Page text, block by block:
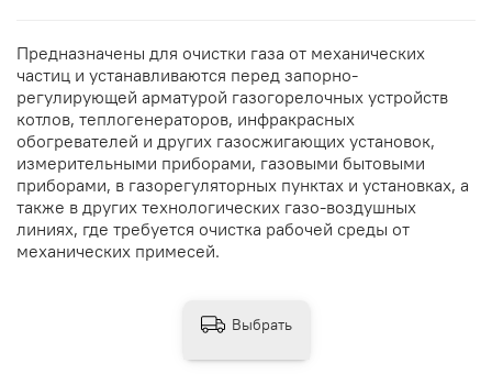
Предназначены для очистки газа от механических
частиц и устанавливаются перед запорно-
регулирующей арматурой газогорелочных устройств
котлов, теплогенераторов, инфракрасных
обогревателей и других газосжигающих установок,
измерительными приборами, газовыми бытовыми
приборами, в газорегуляторных пунктах и установках, а
также в других технологических газо-воздушных
линиях, где требуется очистка рабочей среды от
механических примесей.
Выбрать